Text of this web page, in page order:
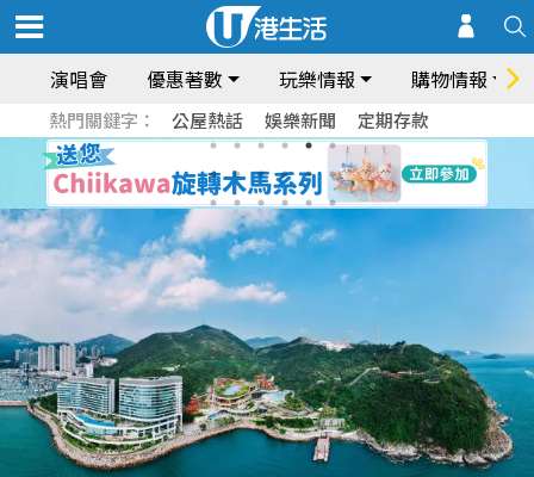
演唱會 優惠著數 玩樂情報 購物情報
熱門關鍵字： 公屋熱話 娛樂新聞 定期存款